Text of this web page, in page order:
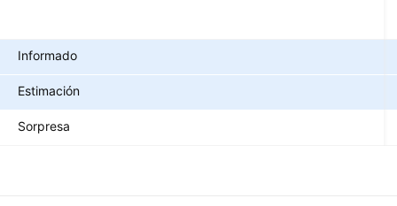
Informado
Estimación
Sorpresa